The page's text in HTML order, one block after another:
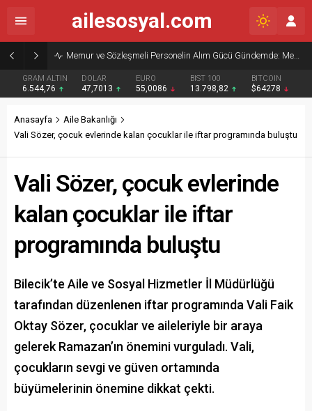
Memur ve Sözleşmeli Personelin Alım Gücü Gündemde: Memur-Sen’den Reform Çağrısı
GRAM ALTIN
6.544,76
DOLAR
47,7013
EURO
55,0086
BIST 100
13.798,82
BITCOIN
$64278
ailesosyal.com
Anasayfa
Aile Bakanlığı
Vali Sözer, çocuk evlerinde kalan çocuklar ile iftar programında buluştu
Vali Sözer, çocuk evlerinde
kalan çocuklar ile iftar
programında buluştu
Bilecik’te Aile ve Sosyal Hizmetler İl Müdürlüğü
tarafından düzenlenen iftar programında Vali Faik
Oktay Sözer, çocuklar ve aileleriyle bir araya
gelerek Ramazan’ın önemini vurguladı. Vali,
çocukların sevgi ve güven ortamında
büyümelerinin önemine dikkat çekti.